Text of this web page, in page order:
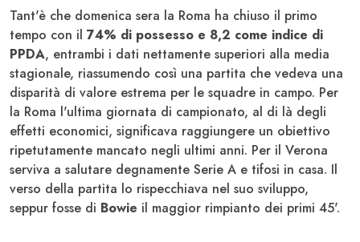
Tant'è che domenica sera la Roma ha chiuso il primo
tempo con il 74% di possesso e 8,2 come indice di
PPDA, entrambi i dati nettamente superiori alla media
stagionale, riassumendo così una partita che vedeva una
disparità di valore estrema per le squadre in campo. Per
la Roma l'ultima giornata di campionato, al di là degli
effetti economici, significava raggiungere un obiettivo
ripetutamente mancato negli ultimi anni. Per il Verona
serviva a salutare degnamente Serie A e tifosi in casa. Il
verso della partita lo rispecchiava nel suo sviluppo,
seppur fosse di Bowie il maggior rimpianto dei primi 45'.